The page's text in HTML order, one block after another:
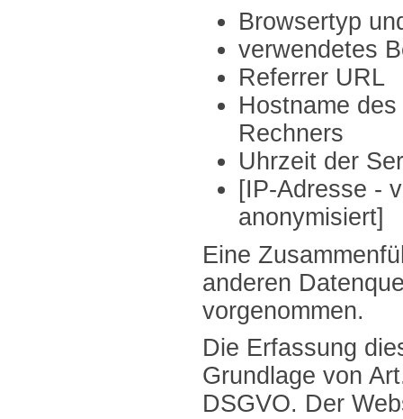
Browsertyp
verwendetes
Referrer URL
Hostname
Rechners
Uhrzeit der
[IP-Adresse -
anonymisiert]
Eine
anderen
vorgenommen.
Die Erfassung
Grundlage von
DSGVO. Der